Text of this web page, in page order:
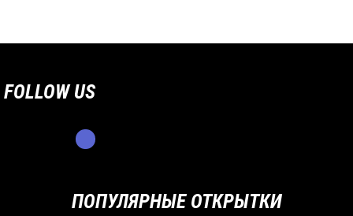
ПОПУЛЯРНЫЕ ОТКРЫТКИ
FOLLOW US